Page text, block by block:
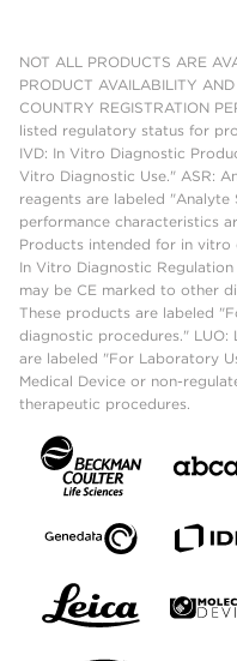
NOT ALL PRODUCTS ARE
PRODUCT AVAILABILITY
COUNTRY REGISTRATION
listed regulatory status for
IVD: In Vitro Diagnostic
Vitro Diagnostic Use." ASR:
reagents are labeled
performance characteristics
Products intended for in
In Vitro Diagnostic
may be CE marked to other
These products are labeled
diagnostic procedures." LUO:
are labeled "For Laboratory
Medical Device or non-
therapeutic procedures.